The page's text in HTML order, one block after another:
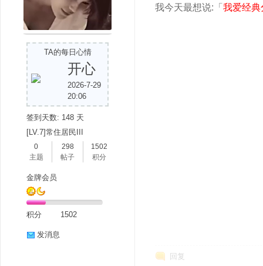
TA的每日心情
开心
2026-7-29
20:06
签到天数: 148 天
[LV.7]常住居民III
0
主题
298
帖子
1502
积分
金牌会员
积分 1502
发消息
我今天最想说:「 我爱经典
回复